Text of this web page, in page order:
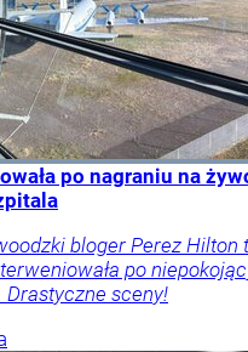
po nagraniu na
bloger Perez Hilton
po
Drastyczne sceny!